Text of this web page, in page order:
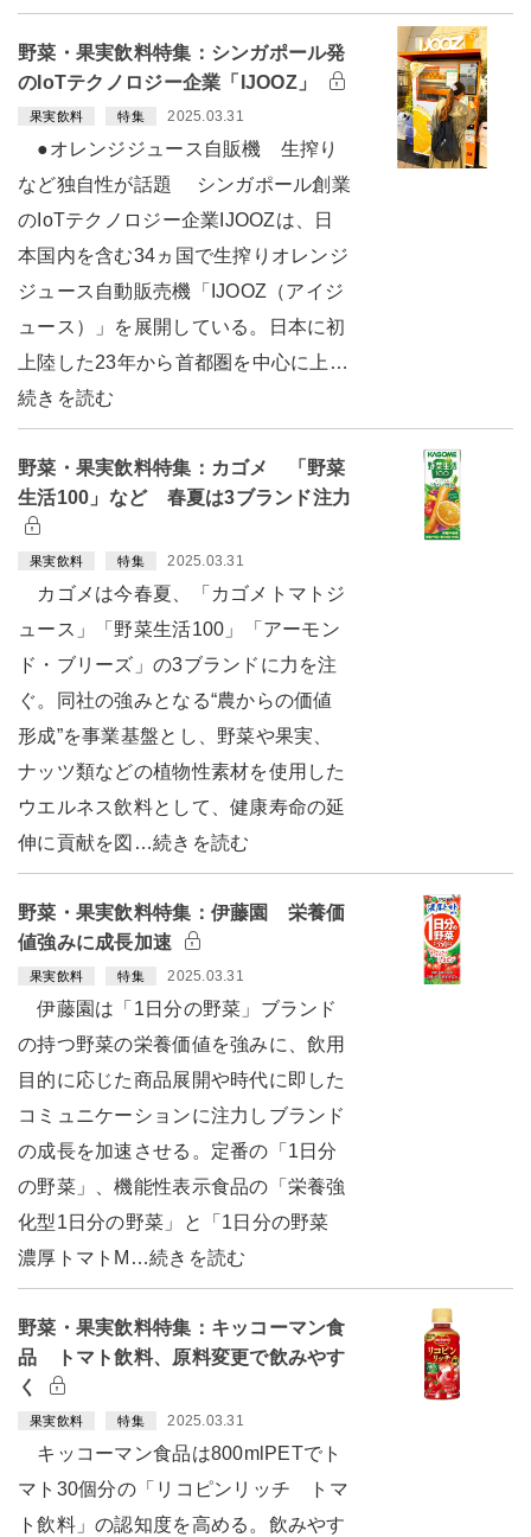
野菜・果実飲料特集：シンガポール発
のIoTテクノロジー企業「IJOOZ」
果実飲料 特集 2025.03.31
●オレンジジュース自販機 生搾り
など独自性が話題 シンガポール創業
のIoTテクノロジー企業IJOOZは、日
本国内を含む34ヵ国で生搾りオレンジ
ジュース自動販売機「IJOOZ（アイジ
ュース）」を展開している。日本に初
上陸した23年から首都圏を中心に上…
続きを読む
野菜・果実飲料特集：カゴメ 「野菜
生活100」など 春夏は3ブランド注力
果実飲料 特集 2025.03.31
カゴメは今春夏、「カゴメトマトジ
ュース」「野菜生活100」「アーモン
ド・ブリーズ」の3ブランドに力を注
ぐ。同社の強みとなる“農からの価値
形成”を事業基盤とし、野菜や果実、
ナッツ類などの植物性素材を使用した
ウエルネス飲料として、健康寿命の延
伸に貢献を図…続きを読む
野菜・果実飲料特集：伊藤園 栄養価
値強みに成長加速
果実飲料 特集 2025.03.31
伊藤園は「1日分の野菜」ブランド
の持つ野菜の栄養価値を強みに、飲用
目的に応じた商品展開や時代に即した
コミュニケーションに注力しブランド
の成長を加速させる。定番の「1日分
の野菜」、機能性表示食品の「栄養強
化型1日分の野菜」と「1日分の野菜
濃厚トマトM…続きを読む
野菜・果実飲料特集：キッコーマン食
品 トマト飲料、原料変更で飲みやす
く
果実飲料 特集 2025.03.31
キッコーマン食品は800mlPETでト
マト30個分の「リコピンリッチ トマ
ト飲料」の認知度を高める。飲みやす